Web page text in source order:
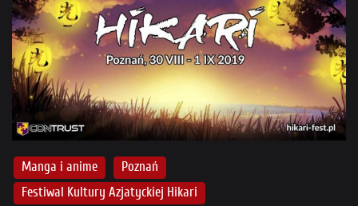
Manga i anime
Poznań
Festiwal Kultury Azjatyckiej Hikari